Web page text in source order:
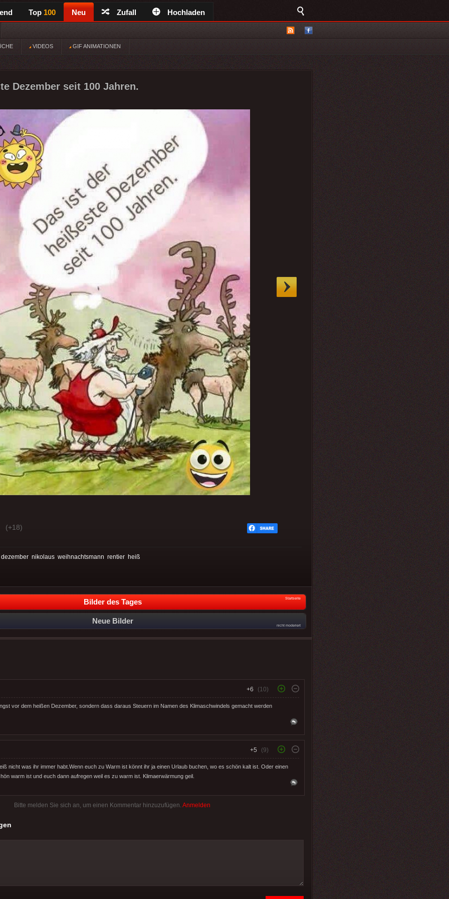
Top 100 Neu Zufall Hochladen
VIDEOS GIF ANIMATIONEN
Dezember seit 100 Jahren.
(+18)
dezember nikolaus weihnachtsmann rentier heiß
Bilder des Tages Startseite
Neue Bilder
nicht moderiert
+6 (10)
vor dem heißen Dezember, sondern dass daraus Steuern im Namen des Klimaschwindels gemacht werden
+5 (9)
nicht was ihr immer habt.Wenn euch zu Warm ist könnt ihr ja einen Urlaub buchen, wo es schön kalt ist. Oder einen
warm ist und euch dann aufregen weil es zu warm ist. Klimaerwärmung geil.
Bitte melden Sie sich an, um einen Kommentar hinzuzufügen. Anmelden